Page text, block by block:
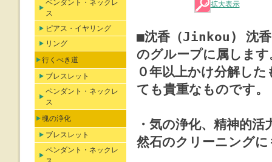
ペンダント・ネックレ
ス
ピアス・イヤリング
リング
行くべき道
ブレスレット
ペンダント・ネックレ
ス
魂の浄化
ブレスレット
ペンダント・ネックレ
拡大表示
■沈香（Jinkou) 沈香
のグループに属しま
０年以上かけ分解し
ても貴重なものです。
・気の浄化、精神的
然石のクリーニング